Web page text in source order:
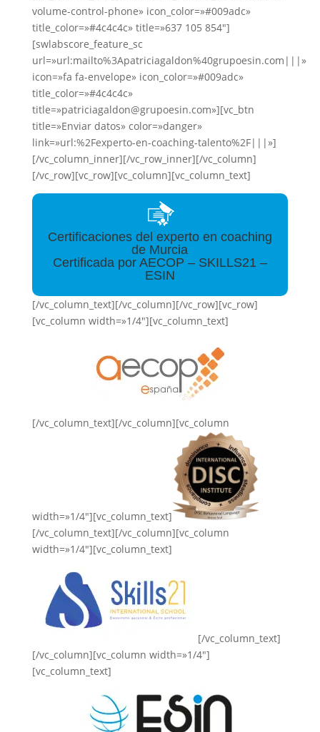
volume-control-phone» icon_color=»#009adc»
title_color=»#4c4c4c» title=»637 105 854″]
[swlabscore_feature_sc
url=»url:mailto%3Apatriciagaldon%40grupoesin.com|||»
icon=»fa fa-envelope» icon_color=»#009adc»
title_color=»#4c4c4c»
title=»patriciagaldon@grupoesin.com»][vc_btn
title=»Enviar datos» color=»danger»
link=»url:%2Fexperto-en-coaching-talento%2F|||»]
[/vc_column_inner][/vc_row_inner][/vc_column]
[/vc_row][vc_row][vc_column][vc_column_text]
Certificaciones del experto en coaching
de Murcia
Certificada por AECOP – SKILLS21 –
ESIN
[/vc_column_text][/vc_column][/vc_row][vc_row]
[vc_column width=»1/4″][vc_column_text]
[/vc_column_text][/vc_column][vc_column
width=»1/4″][vc_column_text]
[/vc_column_text][/vc_column][vc_column
width=»1/4″][vc_column_text]
[/vc_column_text]
[/vc_column][vc_column width=»1/4″]
[vc_column_text]